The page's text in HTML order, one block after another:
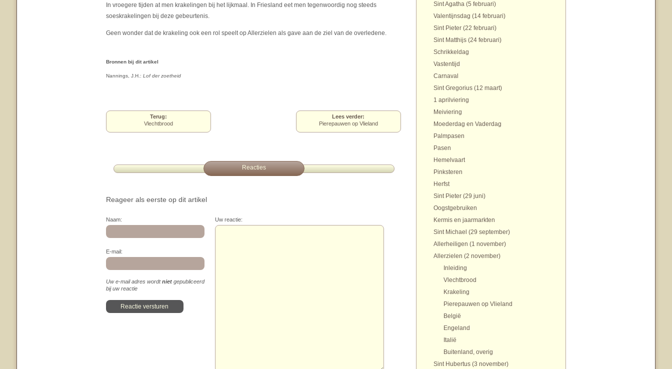
In vroegere tijden at men krakelingen bij het lijkmaal. In Friesland eet men tegenwoordig nog steeds
soeskrakelingen bij deze gebeurtenis.
Geen wonder dat de krakeling ook een rol speelt op Allerzielen als gave aan de ziel van de overledene.
Bronnen bij dit artikel
Nannings, J.H.: Lof der zoetheid
Terug:
Vlechtbrood
Lees verder:
Pierepauwen op Vlieland
Reacties
Reageer als eerste op dit artikel
Naam:
E-mail:
Uw e-mail adres wordtnietgepubliceerd
bij uw reactie
Uw reactie:
Sint Agatha (5 februari)
Valentijnsdag (14 februari)
Sint Pieter (22 februari)
Sint Matthijs (24 februari)
Schrikkeldag
Vastentijd
Carnaval
Sint Gregorius (12 maart)
1 aprilviering
Meiviering
Moederdag en Vaderdag
Palmpasen
Pasen
Hemelvaart
Pinksteren
Herfst
Sint Pieter (29 juni)
Oogstgebruiken
Kermis en jaarmarkten
Sint Michael (29 september)
Allerheiligen (1 november)
Allerzielen (2 november)
Inleiding
Vlechtbrood
Krakeling
Pierepauwen op Vlieland
België
Engeland
Italië
Buitenland, overig
Sint Hubertus (3 november)